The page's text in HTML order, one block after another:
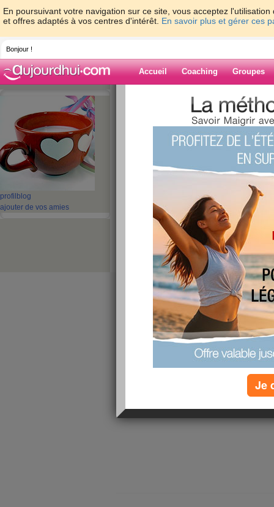
En poursuivant votre navigation sur ce site, vous acceptez
et offres adaptés à vos centres d'intérêt. En savoir plus et gérer ces
Bonjour !
Accueil Coaching Groupes
profil blog
ajouter de vos amies
> > COUP
Blog de gis-971
COUP DE BLUES
En allant récupérer mes puces à l'école ce
Tous les enfants avaient leur cadeau pour leur
Et puis, je croise une petite princesse,
avec une petite larme près de son oeil droit.
à l'esprit, c'était que son papa n'était pas
encore aperçu sa soeur dans la cour. je lui
arriver. A cet instant arrive sa soeur, qui lui dit
A ce moment, tout me revient à l'esprit: sa
l'année. Et à sept et huit ans, comment
Quand j'étais petite, je me souviens que deux
sans voix dans mon lit : "Un puissant
ENORME PENSEE A TOUTES CELLES ET
ENFANTS) QUI N'ONT PLUS LEUR MAMAN...
Je